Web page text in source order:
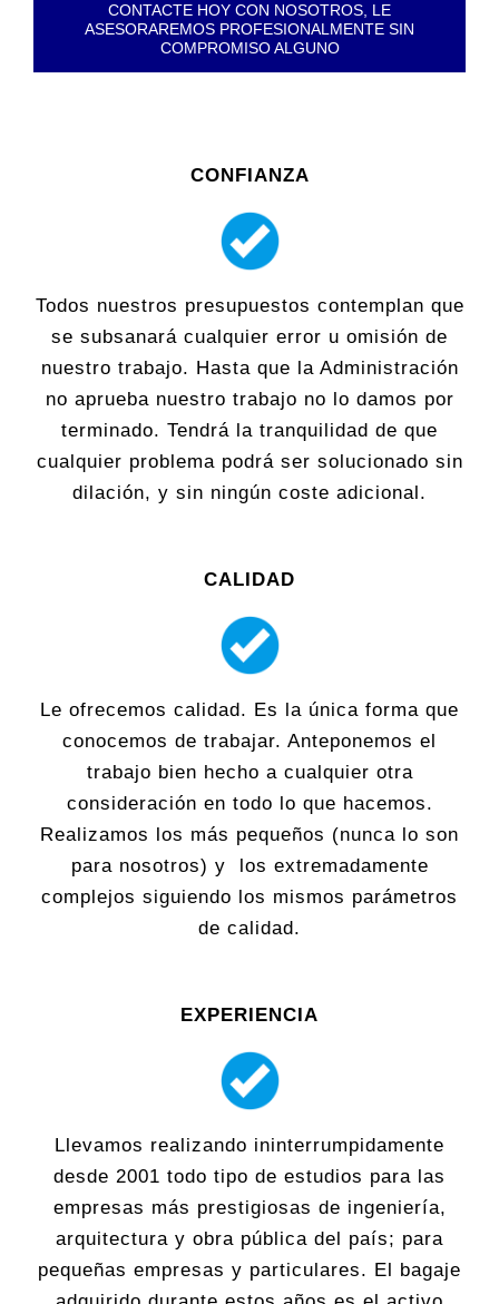
CONTACTE HOY CON NOSOTROS, LE
ASESORAREMOS PROFESIONALMENTE SIN
COMPROMISO ALGUNO
CONFIANZA
Todos nuestros presupuestos contemplan que
se subsanará cualquier error u omisión de
nuestro trabajo. Hasta que la Administración
no aprueba nuestro trabajo no lo damos por
terminado. Tendrá la tranquilidad de que
cualquier problema podrá ser solucionado sin
dilación, y sin ningún coste adicional.
CALIDAD
Le ofrecemos calidad. Es la única forma que
conocemos de trabajar. Anteponemos el
trabajo bien hecho a cualquier otra
consideración en todo lo que hacemos.
Realizamos los más pequeños (nunca lo son
para nosotros) y los extremadamente
complejos siguiendo los mismos parámetros
de calidad.
EXPERIENCIA
Llevamos realizando ininterrumpidamente
desde 2001 todo tipo de estudios para las
empresas más prestigiosas de ingeniería,
arquitectura y obra pública del país; para
pequeñas empresas y particulares. El bagaje